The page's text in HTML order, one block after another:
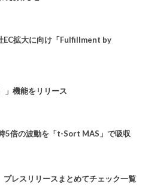
EC拡大に向け「Fulfillment by
」機能をリリース
5倍の波動を「t-Sort MAS」で吸収
プレスリリースまとめてチェック一覧